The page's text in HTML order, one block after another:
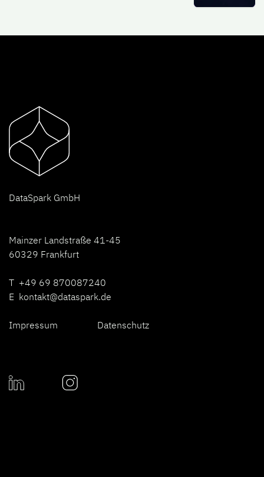
DataSpark GmbH
Mainzer Landstraße 41-45
60329 Frankfurt
T +49 69 870087240
E kontakt@dataspark.de
Impressum Datenschutz